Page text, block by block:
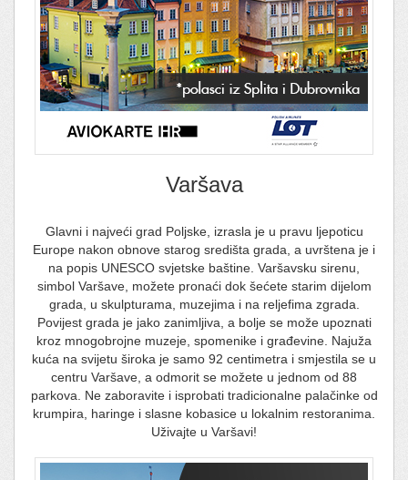
Varšava
Glavni i najveći grad Poljske, izrasla je u pravu ljepoticu
Europe nakon obnove starog središta grada, a uvrštena je i
na popis UNESCO svjetske baštine. Varšavsku sirenu,
simbol Varšave, možete pronaći dok šećete starim dijelom
grada, u skulpturama, muzejima i na reljefima zgrada.
Povijest grada je jako zanimljiva, a bolje se može upoznati
kroz mnogobrojne muzeje, spomenike i građevine. Najuža
kuća na svijetu široka je samo 92 centimetra i smjestila se u
centru Varšave, a odmorit se možete u jednom od 88
parkova. Ne zaboravite i isprobati tradicionalne palačinke od
krumpira, haringe i slasne kobasice u lokalnim restoranima.
Uživajte u Varšavi!